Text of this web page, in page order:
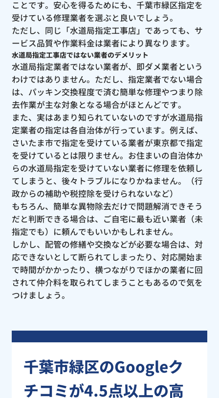
ことです。安心を得るためにも、千葉市緑区指定を
受けている修理業者を選ぶと良いでしょう。
ただし、同じ「水道局指定工事店」であっても、サ
ービス品質や作業料金は業者により異なります。
水道局指定工事店ではない業者のデメリット
水道局指定業者ではない業者が、即ダメ業者という
わけではありません。ただし、指定業者でない場合
は、パッキン交換程度で済む簡単な修理やつまり除
去作業が主な対象となる場合がほとんどです。
また、実はあまり知られていないのですが水道局指
定業者の指定は各自治体が行っています。例えば、
さいたま市で指定を受けている業者が東京都で指定
を受けているとは限りません。お住まいの自治体か
らの水道局指定を受けていない業者に修理を依頼し
てしまうと、後々トラブルになりかねません。（行
政からの補助や税控除を受けられないなど）
もちろん、簡単な異物除去だけで問題解消できそう
だと判断できる場合は、ご自宅に最も近い業者（未
指定でも）に頼んでもいいかもしれません。
しかし、配管の修繕や交換などが必要な場合は、対
応できないとして断られてしまったり、対応開始ま
で時間がかかったり、横つながりでほかの業者に回
されて仲介料を取られてしまうこともあるので気を
つけましょう。
千葉市緑区のGoogleク
チコミが4.5点以上の高